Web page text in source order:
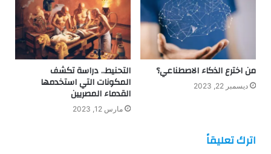
من اخترع الذكاء الاصطناعي؟
ديسمبر 22, 2023
التحنيط.. دراسة تكشف
المكونات التي استخدمها
القدماء المصريين
مارس 12, 2023
اترك تعليقاً